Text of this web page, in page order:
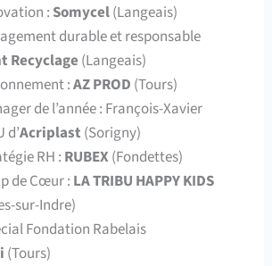
: Somycel(Langeais)
durable et responsable
Recyclage (Langeais)
:AZ PROD (Tours)
de l’année : François-Xavier
d’Acriplast (Sorigny)
RH : RUBEX (Fondettes)
de Cœur : LA TRIBU HAPPY KIDS
sur-Indre)
Fondation Rabelais
(Tours)